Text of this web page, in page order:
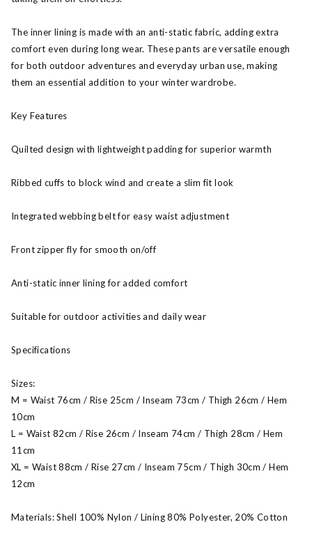
The inner lining is made with an anti-static fabric, adding extra
comfort even during long wear. These pants are versatile enough
for both outdoor adventures and everyday urban use, making
them an essential addition to your winter wardrobe.
Key Features
Quilted design with lightweight padding for superior warmth
Ribbed cuffs to block wind and create a slim fit look
Integrated webbing belt for easy waist adjustment
Front zipper fly for smooth on/off
Anti-static inner lining for added comfort
Suitable for outdoor activities and daily wear
Specifications
Sizes:
M = Waist 76cm / Rise 25cm / Inseam 73cm / Thigh 26cm / Hem
10cm
L = Waist 82cm / Rise 26cm / Inseam 74cm / Thigh 28cm / Hem
11cm
XL = Waist 88cm / Rise 27cm / Inseam 75cm / Thigh 30cm / Hem
12cm
Materials: Shell 100% Nylon / Lining 80% Polyester, 20% Cotton